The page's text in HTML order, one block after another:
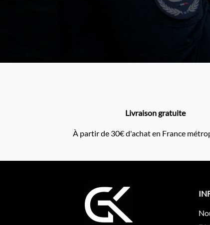
Livraison gratuite
À partir de 30€ d'achat en France